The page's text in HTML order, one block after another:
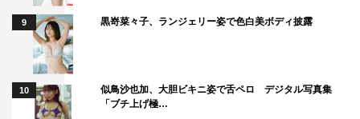
9 黒嵜菜々子、ランジェリー姿で色白美ボディ披露
10
似鳥沙也加、大胆ビキニ姿で舌ペロ デジタル写真集
「ブチ上げ極…